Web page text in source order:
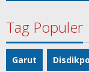
Tag Populer
Garut